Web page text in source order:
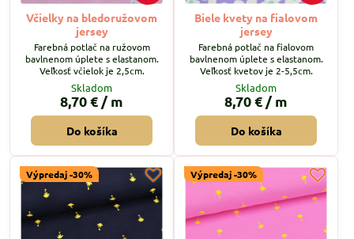
Včielky na bledoružovom
jersey
Farebná potlač na ružovom
bavlnenom úplete s elastanom.
Veľkosť včielok je 2,5cm.
Skladom
8,70 € / m
Do košíka
Biele kvety na fialovom
jersey
Farebná potlač na fialovom
bavlnenom úplete s elastanom.
Veľkosť kvetov je 2-5,5cm.
Skladom
8,70 € / m
Do košíka
Výpredaj -30% Výpredaj -30%